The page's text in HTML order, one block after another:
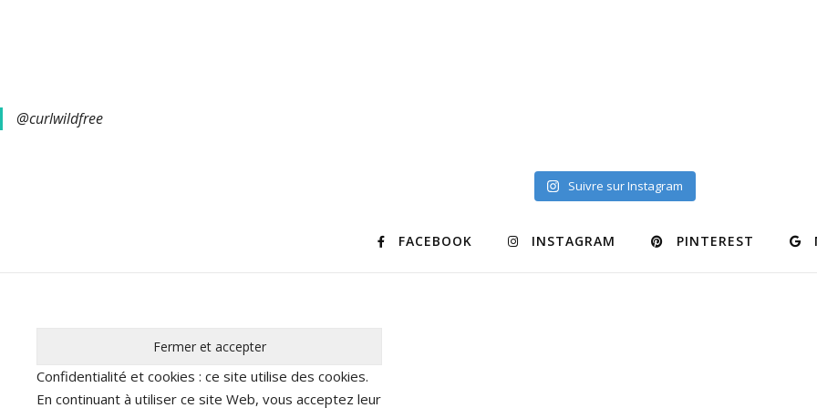
@curlwildfree
Suivre sur Instagram
FACEBOOK INSTAGRAM PINTEREST
Confidentialité et cookies : ce site utilise des cookies.
En continuant à utiliser ce site Web, vous acceptez leur